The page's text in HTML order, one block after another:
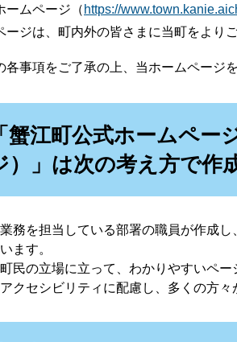
ームページ（ https://
ージは、町内外の皆さまに当町をより
各事項をご了承の上、当ホームページ
「蟹江町公式ホームペー
）」は次の考え方で作
業務を担当している部署の職員が作成
います。
町民の立場に立って、わかりやすいペー
アクセシビリティに配慮し、多くの方